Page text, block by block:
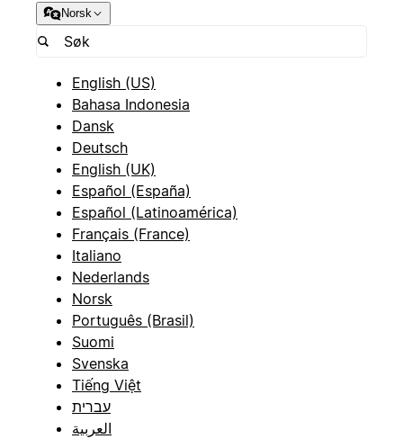
Norsk
English (US)
Bahasa Indonesia
Dansk
Deutsch
English (UK)
Español (España)
Español (Latinoamérica)
Français (France)
Italiano
Nederlands
Norsk
Português (Brasil)
Suomi
Svenska
Tiếng Việt
עברית
العربية